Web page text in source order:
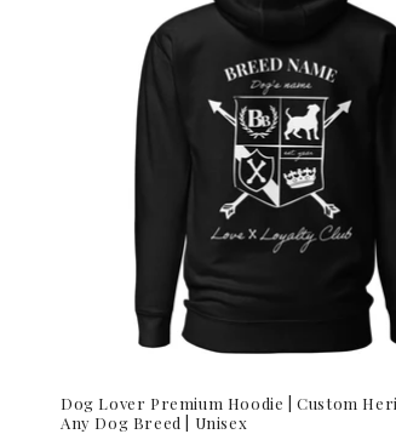
Dog Lover Premium Hoodie | Custom
Any Dog Breed | Unisex